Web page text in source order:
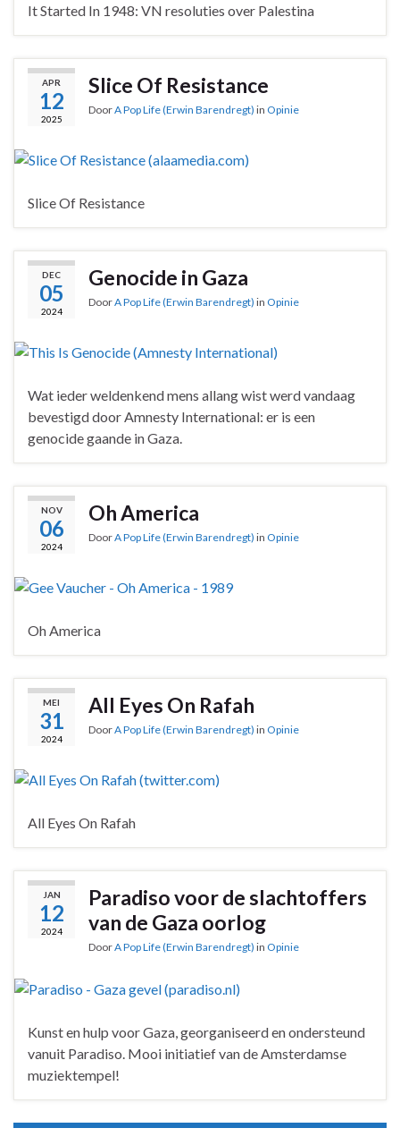
It Started In 1948: VN resoluties over Palestina
APR
12
2025
Slice Of Resistance
DoorA Pop Life (Erwin Barendregt) in Opinie
Slice Of Resistance
DEC
05
2024
Genocide in Gaza
DoorA Pop Life (Erwin Barendregt) in Opinie
Wat ieder weldenkend mens allang wist werd vandaag
bevestigd door Amnesty International: er is een
genocide gaande in Gaza.
NOV
06
2024
Oh America
DoorA Pop Life (Erwin Barendregt) in Opinie
Oh America
MEI
31
2024
All Eyes On Rafah
DoorA Pop Life (Erwin Barendregt) in Opinie
All Eyes On Rafah
JAN
12
2024
Paradiso voor de slachtoffers
van de Gaza oorlog
DoorA Pop Life (Erwin Barendregt) in Opinie
Kunst en hulp voor Gaza, georganiseerd en ondersteund
vanuit Paradiso. Mooi initiatief van de Amsterdamse
muziektempel!